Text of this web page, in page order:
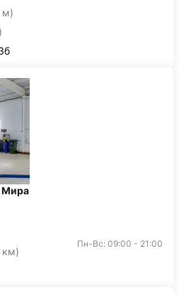
м)
Мира
км)
Пн-Вс: 09:00 - 21:00